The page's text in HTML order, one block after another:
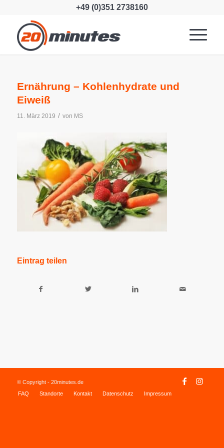
+49 (0)351 2738160
Ernährung – Kohlenhydrate und
Eiweiß
11. März 2019 / von MS
Eintrag teilen
© Copyright - 20minutes.de
FAQ
Standorte Kontakt Datenschutz Impressum